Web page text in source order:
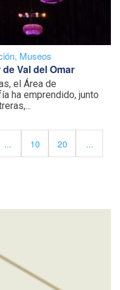
, Museos
Val del Omar
el Área de
ha emprendido, junto
... 10 20 ...